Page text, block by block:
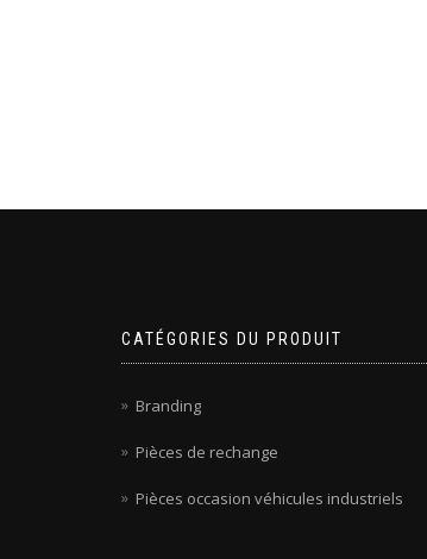
CATÉGORIES DU PRODUIT
Branding
Pièces de rechange
Pièces occasion véhicules industriels